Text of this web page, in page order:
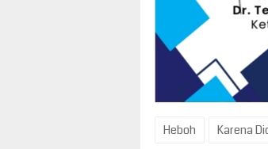
Heboh Karena